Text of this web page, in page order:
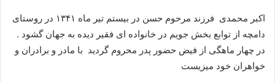
اکبر محمدی فرزند مرحوم حسن در بیستم تیر ماه ۱۳۴۱ در روستای
دامچه از توابع بخش جویم در خانواده ای فقیر دیده به جهان گشود .
در چهار ماهگی از فیض حضور پدر محروم گردید با مادر و برادران و
خواهران خود میزیست